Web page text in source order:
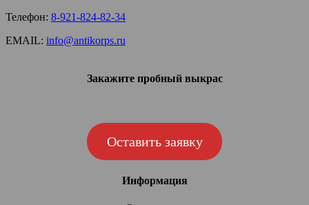
Телефон: 8-921-824-82-34
EMAIL: info@antikorps.ru
Закажите пробный выкрас
Оставить заявку
Информация